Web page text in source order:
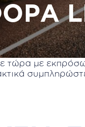
τώρα με